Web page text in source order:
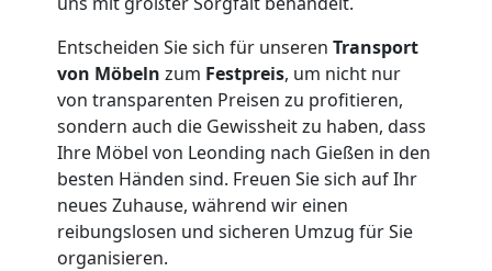
Entscheiden Sie sich für unseren Transport
von Möbeln zum Festpreis, um nicht nur
von transparenten Preisen zu profitieren,
sondern auch die Gewissheit zu haben, dass
Ihre Möbel von Leonding nach Gießen in den
besten Händen sind. Freuen Sie sich auf Ihr
neues Zuhause, während wir einen
reibungslosen und sicheren Umzug für Sie
organisieren.
Leonding
Qualitäts-
Umzüge
Leonding